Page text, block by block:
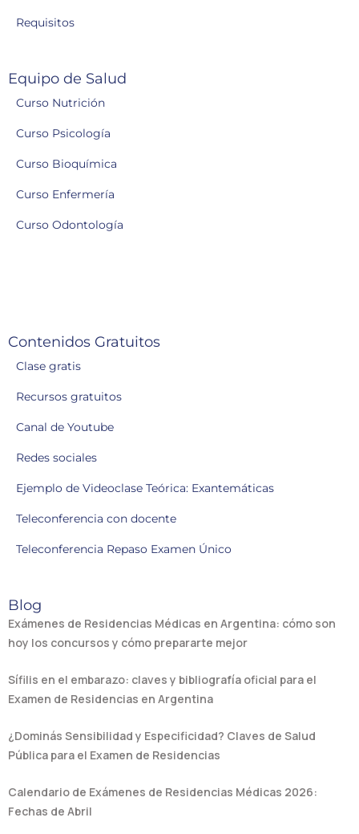
Requisitos
Equipo de Salud
Curso Nutrición
Curso Psicología
Curso Bioquímica
Curso Enfermería
Curso Odontología
Contenidos Gratuitos
Clase gratis
Recursos gratuitos
Canal de Youtube
Redes sociales
Ejemplo de Videoclase Teórica: Exantemáticas
Teleconferencia con docente
Teleconferencia Repaso Examen Único
Blog
Exámenes de Residencias Médicas en Argentina: cómo son
hoy los concursos y cómo prepararte mejor
Sífilis en el embarazo: claves y bibliografía oficial para el
Examen de Residencias en Argentina
¿Dominás Sensibilidad y Especificidad? Claves de Salud
Pública para el Examen de Residencias
Calendario de Exámenes de Residencias Médicas 2026:
Fechas de Abril